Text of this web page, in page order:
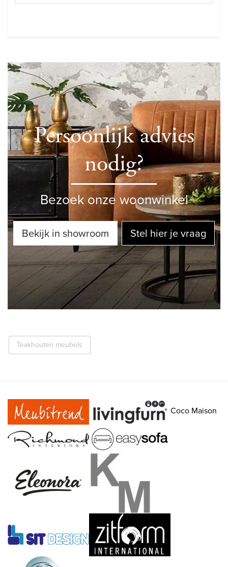
Persoonlijk advies
nodig?
Bezoek onze woonwinkel
Bekijk in showroom Stel hier je vraag
Teakhouten meubels
Coco Maison